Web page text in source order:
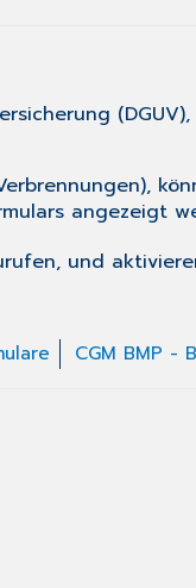
angezeigt
und
CGM BMP -